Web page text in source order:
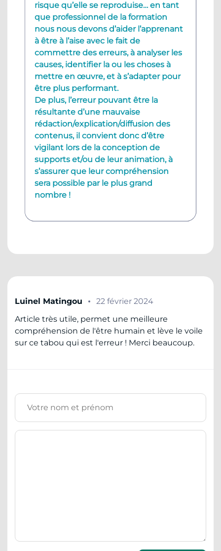
risque qu’elle se reproduise… en tant
que professionnel de la formation
nous nous devons d’aider l’apprenant
à être à l’aise avec le fait de
commettre des erreurs, à analyser les
causes, identifier la ou les choses à
mettre en œuvre, et à s’adapter pour
être plus performant.
De plus, l’erreur pouvant être la
résultante d’une mauvaise
rédaction/explication/diffusion des
contenus, il convient donc d’être
vigilant lors de la conception de
supports et/ou de leur animation, à
s’assurer que leur compréhension
sera possible par le plus grand
nombre !
Luinel Matingou
22 février 2024
Article très utile, permet une meilleure
compréhension de l'être humain et lève le voile
sur ce tabou qui est l'erreur ! Merci beaucoup.